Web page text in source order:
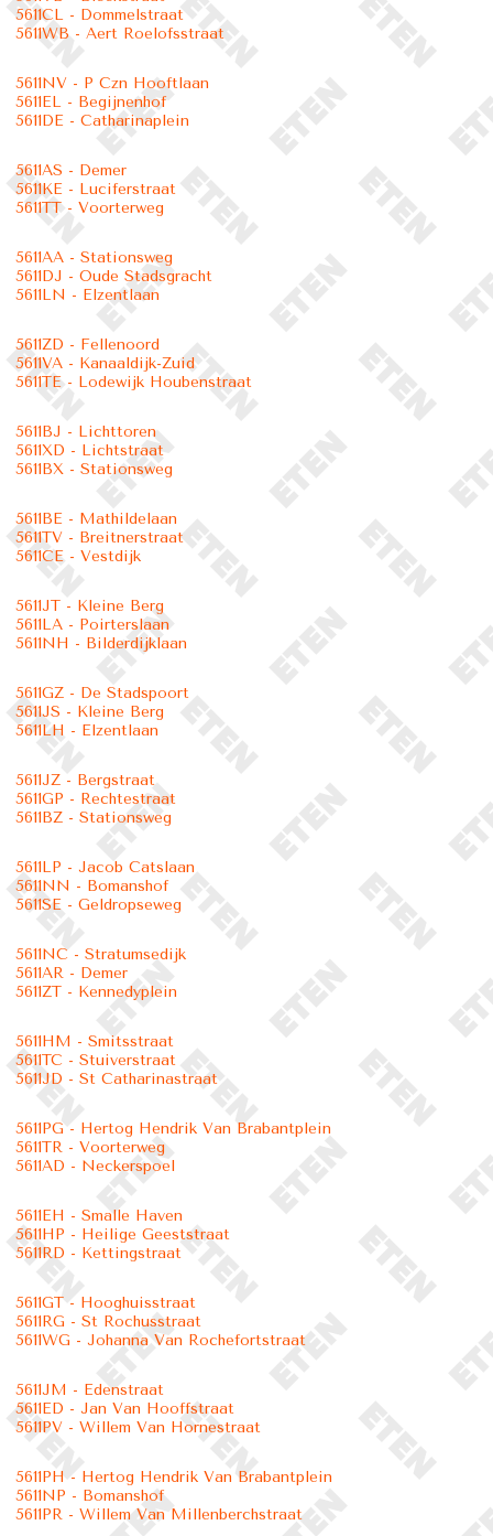
5611CL - Dommelstraat
5611WB - Aert Roelofsstraat
5611NV - P Czn Hooftlaan
5611EL - Begijnenhof
5611DE - Catharinaplein
5611AS - Demer
5611KE - Luciferstraat
5611TT - Voorterweg
5611AA - Stationsweg
5611DJ - Oude Stadsgracht
5611LN - Elzentlaan
5611ZD - Fellenoord
5611VA - Kanaaldijk-Zuid
5611TE - Lodewijk Houbenstraat
5611BJ - Lichttoren
5611XD - Lichtstraat
5611BX - Stationsweg
5611BE - Mathildelaan
5611TV - Breitnerstraat
5611CE - Vestdijk
5611JT - Kleine Berg
5611LA - Poirterslaan
5611NH - Bilderdijklaan
5611GZ - De Stadspoort
5611JS - Kleine Berg
5611LH - Elzentlaan
5611JZ - Bergstraat
5611GP - Rechtestraat
5611BZ - Stationsweg
5611LP - Jacob Catslaan
5611NN - Bomanshof
5611SE - Geldropseweg
5611NC - Stratumsedijk
5611AR - Demer
5611ZT - Kennedyplein
5611HM - Smitsstraat
5611TC - Stuiverstraat
5611JD - St Catharinastraat
5611PG - Hertog Hendrik Van Brabantplein
5611TR - Voorterweg
5611AD - Neckerspoel
5611EH - Smalle Haven
5611HP - Heilige Geeststraat
5611RD - Kettingstraat
5611GT - Hooghuisstraat
5611RG - St Rochusstraat
5611WG - Johanna Van Rochefortstraat
5611JM - Edenstraat
5611ED - Jan Van Hooffstraat
5611PV - Willem Van Hornestraat
5611PH - Hertog Hendrik Van Brabantplein
5611NP - Bomanshof
5611PR - Willem Van Millenberchstraat